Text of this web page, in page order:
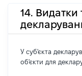
14. Видатки
У суб'єкта
об'єкти для